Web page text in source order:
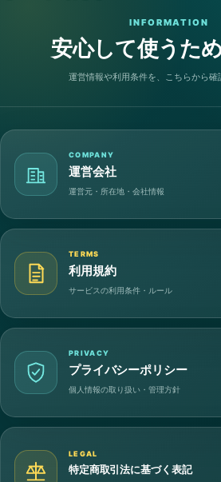
INFORMATION
安心して使うた
運営情報や利用条件を、こちらから確
COMPANY
運営会社
運営元・所在地・会社情報
TERMS
利用規約
サービスの利用条件・ルール
PRIVACY
プライバシーポリシー
個人情報の取り扱い・管理方針
LEGAL
特定商取引法に基づく表記